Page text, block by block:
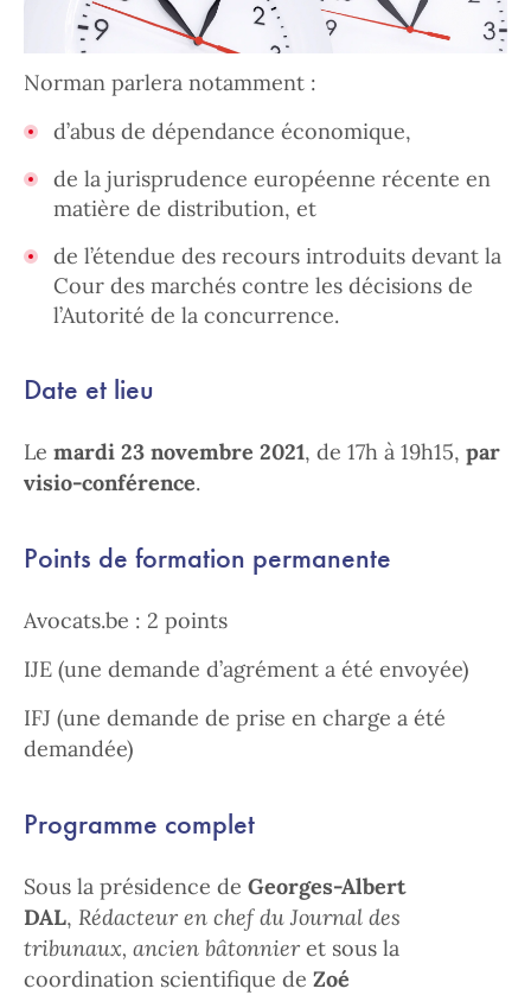
Au programme
Norman parlera notamment :
d’abus de dépendance économique,
de la jurisprudence européenne récente en
matière de distribution, et
de l’étendue des recours introduits devant la
Cour des marchés contre les décisions de
l’Autorité de la concurrence.
Date et lieu
Le mardi 23 novembre 2021, de 17h à 19h15, par
visio-conférence.
Points de formation permanente
Avocats.be : 2 points
IJE (une demande d’agrément a été envoyée)
IFJ (une demande de prise en charge a été
demandée)
Programme complet
Sous la présidence de Georges-Albert
DAL, Rédacteur en chef du Journal des
tribunaux, ancien bâtonnier et sous la
coordination scientifique de Zoé